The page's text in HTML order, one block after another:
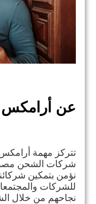
عن أرامكس
تتركز مهمة
شركات الشحن
نؤمن بتمكين
للشركات